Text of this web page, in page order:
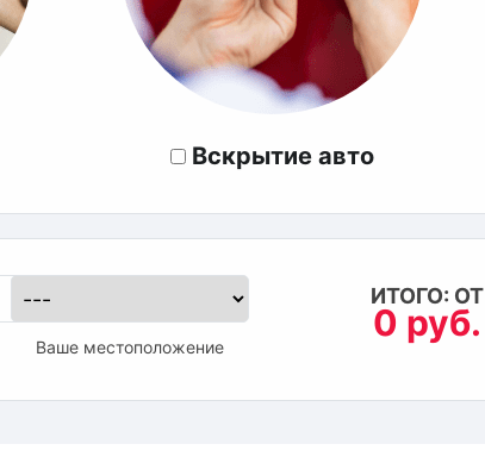
Вскрытие авто
Ваше местоположение
ИТОГО: ОТ
0 руб.